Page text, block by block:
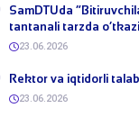
​SamDTUda
tantanali tarzda
23.06.2026
​Rektor va iqtidorli
23.06.2026